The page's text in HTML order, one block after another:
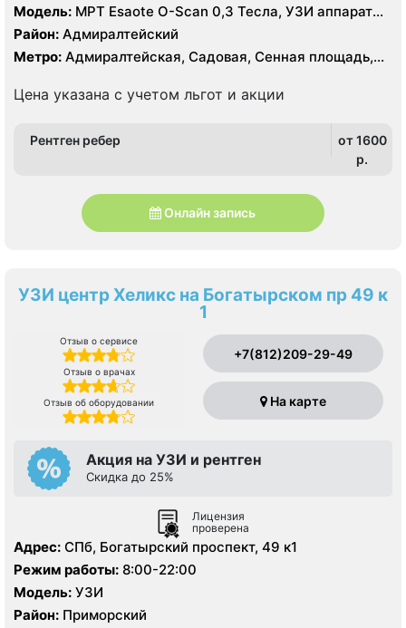
Модель: МРТ Esaote O-Scan 0,3 Тесла, УЗИ аппарат
MyLab 70, Рентген
Район: Адмиралтейский
Метро: Адмиралтейская, Садовая, Сенная площадь,
Цена указана с учетом льгот и акции
Рентген ребер
от 1600
p.
Онлайн запись
УЗИ центр Хеликс на Богатырском пр 49 к
1
Отзыв о сервисе
Отзыв о врачах
Отзыв об оборудовании
+7(812)209-29-49
На карте
Акция на УЗИ и рентген
Скидка до 25%
Лицензия
проверена
Адрес: СПб, Богатырский проспект, 49 к1
Режим работы: 8:00-22:00
Модель: УЗИ
Район: Приморский